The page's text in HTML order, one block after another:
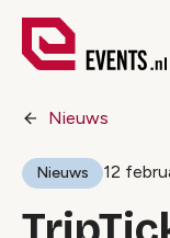
Nieuws
Nieuws 12